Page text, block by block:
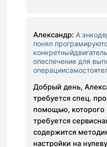
Александр: А
понял
опеспечение для
Добрый день,
требуется спец.
помощью, которого
требуется
содержится
настройки на